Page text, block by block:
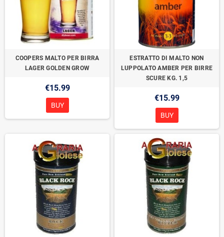
COOPERS MALTO PER BIRRA
LAGER GOLDEN GROW
€15.99
BUY
ESTRATTO DI MALTO NON
LUPPOLATO AMBER PER BIRRE
SCURE KG. 1,5
€15.99
BUY